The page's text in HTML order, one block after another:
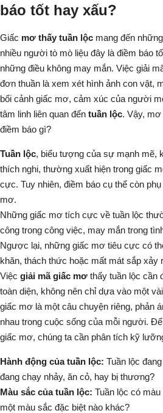
báo tốt hay xấu?
Giấc mơ thấy tuần lộc mang đến
nhiều người tò mò liệu đây là điềm báo
những điều không may mắn. Việc giải
đơn thuần là xem xét hình ảnh con vật,
bối cảnh giấc mơ, cảm xúc của người
tâm linh liên quan đến tuần lộc. Vậy,
điềm báo gì?
Tuần lộc, biểu tượng của sự mạnh mẽ,
thích nghi, thường xuất hiện trong giấc
cực. Tuy nhiên, điềm báo cụ thể còn
mơ.
Những giấc mơ tích cực về tuần lộc
công trong công việc, may mắn trong
Ngược lại, những giấc mơ tiêu cực có
khăn, thách thức hoặc mất mát sắp xảy
Việc giải mã giấc mơ thấy tuần lộc cần
toàn diện, không nên chỉ dựa vào một
giấc mơ là một câu chuyện riêng, phản
nhau trong cuộc sống của mỗi người.
giấc mơ, chúng ta cần phân tích kỹ
Hành động của tuần lộc: Tuần lộc
đang chạy nhảy, ăn cỏ, hay bị thương?
Màu sắc của tuần lộc: Tuần lộc có màu
một màu sắc đặc biệt nào khác?